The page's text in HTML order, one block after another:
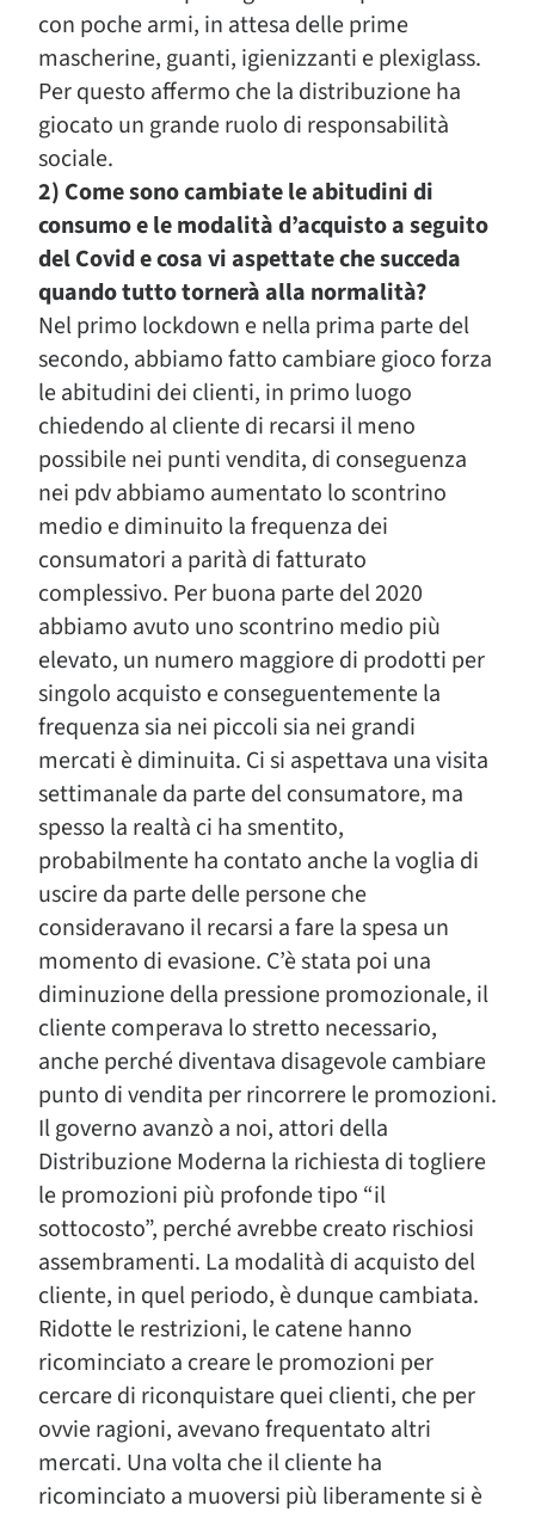
con poche armi, in attesa delle prime
mascherine, guanti, igienizzanti e plexiglass.
Per questo affermo che la distribuzione ha
giocato un grande ruolo di responsabilità
sociale.
2) Come sono cambiate le abitudini di
consumo e le modalità d’acquisto a seguito
del Covid e cosa vi aspettate che succeda
quando tutto tornerà alla normalità?
Nel primo lockdown e nella prima parte del
secondo, abbiamo fatto cambiare gioco forza
le abitudini dei clienti, in primo luogo
chiedendo al cliente di recarsi il meno
possibile nei punti vendita, di conseguenza
nei pdv abbiamo aumentato lo scontrino
medio e diminuito la frequenza dei
consumatori a parità di fatturato
complessivo. Per buona parte del 2020
abbiamo avuto uno scontrino medio più
elevato, un numero maggiore di prodotti per
singolo acquisto e conseguentemente la
frequenza sia nei piccoli sia nei grandi
mercati è diminuita. Ci si aspettava una visita
settimanale da parte del consumatore, ma
spesso la realtà ci ha smentito,
probabilmente ha contato anche la voglia di
uscire da parte delle persone che
consideravano il recarsi a fare la spesa un
momento di evasione. C’è stata poi una
diminuzione della pressione promozionale, il
cliente comperava lo stretto necessario,
anche perché diventava disagevole cambiare
punto di vendita per rincorrere le promozioni.
Il governo avanzò a noi, attori della
Distribuzione Moderna la richiesta di togliere
le promozioni più profonde tipo “il
sottocosto”, perché avrebbe creato rischiosi
assembramenti. La modalità di acquisto del
cliente, in quel periodo, è dunque cambiata.
Ridotte le restrizioni, le catene hanno
ricominciato a creare le promozioni per
cercare di riconquistare quei clienti, che per
ovvie ragioni, avevano frequentato altri
mercati. Una volta che il cliente ha
ricominciato a muoversi più liberamente si è